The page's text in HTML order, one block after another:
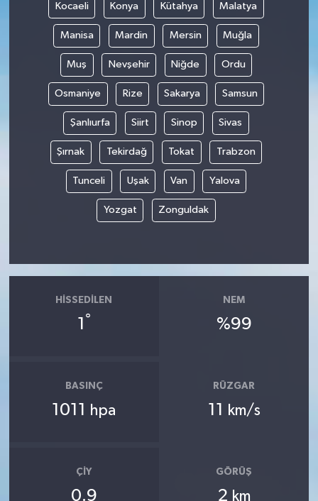
Kocaeli Konya Kütahya Malatya
Manisa Mardin Mersin Muğla
Muş Nevşehir Niğde Ordu
Osmaniye Rize Sakarya Samsun
Şanlıurfa Siirt Sinop Sivas
Şırnak Tekirdağ Tokat Trabzon
Tunceli Uşak Van Yalova
Yozgat Zonguldak
HISSEDILEN
1 °
NEM
%99
BASINÇ
1011 hpa
RÜZGAR
11 km/s
ÇIY
0.9
GÖRÜŞ
2 km